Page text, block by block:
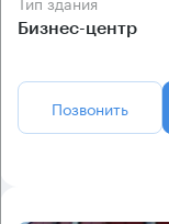
Бизнес-центр
Позвонить